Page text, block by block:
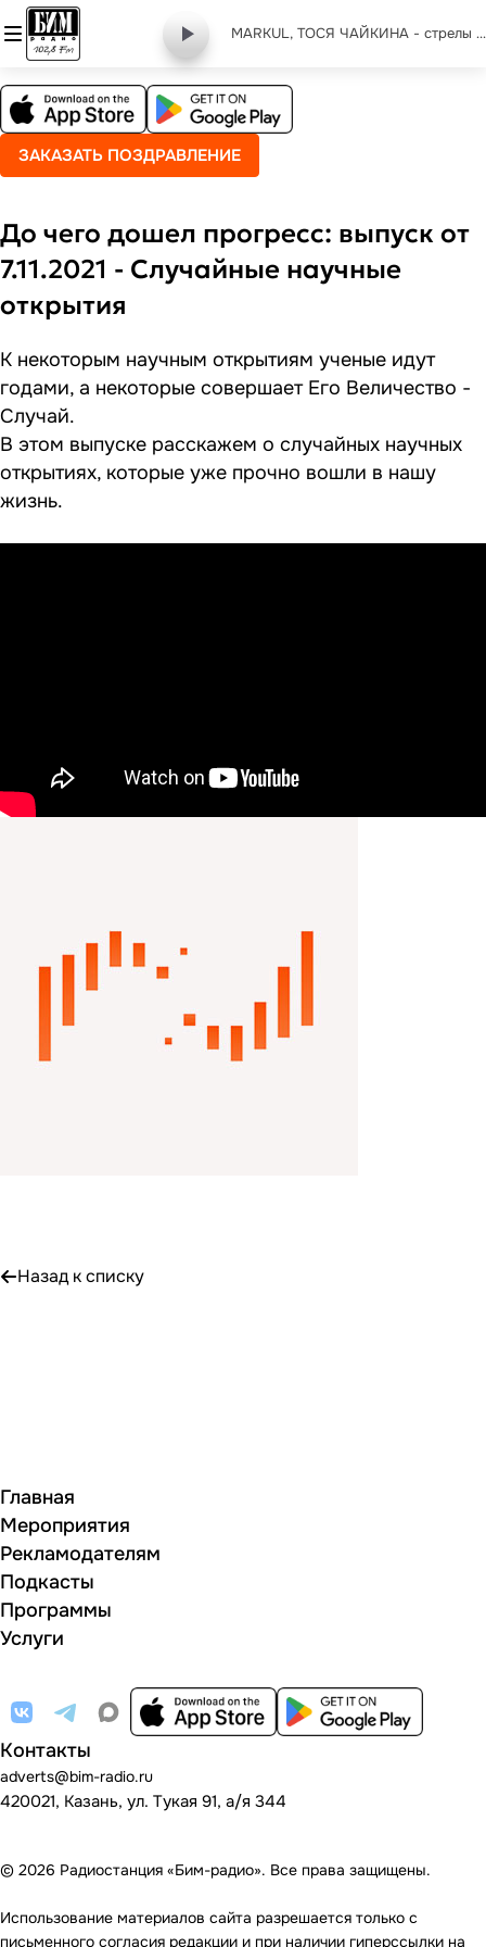
MARKUL, ТОСЯ ЧАЙКИНА - стрелы (ramirez extended remix)
ЗАКАЗАТЬ ПОЗДРАВЛЕНИЕ
До чего дошел прогресс: выпуск от
7.11.2021 - Случайные научные
открытия
К некоторым научным открытиям ученые идут
годами, а некоторые совершает Его Величество -
Случай.
В этом выпуске расскажем о случайных научных
открытиях, которые уже прочно вошли в нашу
жизнь.
Назад к списку
Главная
Мероприятия
Рекламодателям
Подкасты
Программы
Услуги
Контакты
adverts@bim-radio.ru
420021, Казань, ул. Тукая 91, а/я 344
© 2026 Радиостанция «Бим-радио». Все права защищены.
Использование материалов сайта разрешается только с
письменного согласия редакции и при наличии гиперссылки на